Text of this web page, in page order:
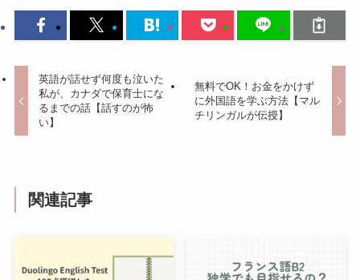
英語が話せず何度も泣いた
私が、カナダで保育士にな
るまでの話【話すのが怖
い】
無料でOK！お金をかけず
に外国語を学ぶ方法【マル
チリンガルが伝授】
関連記事